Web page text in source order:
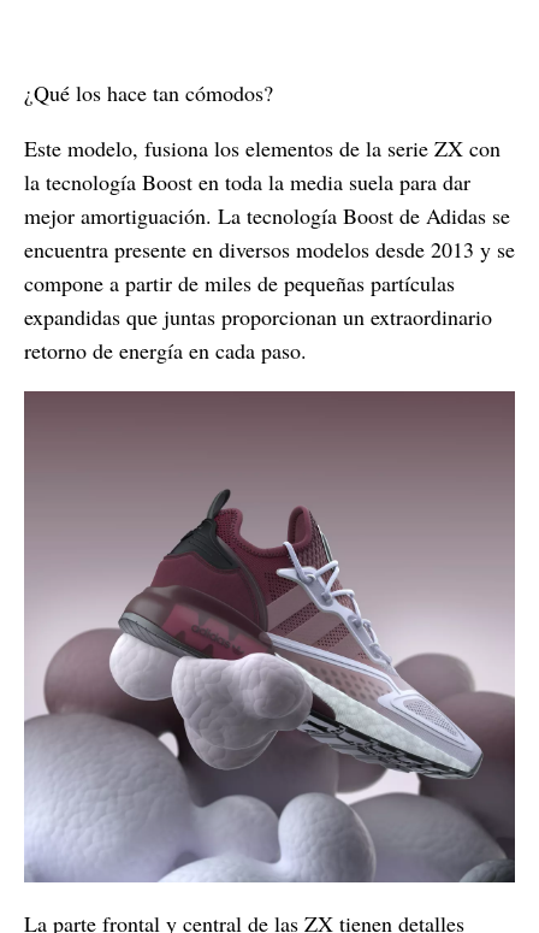
¿Qué los hace tan cómodos?
Este modelo, fusiona los elementos de la serie ZX con
la tecnología Boost en toda la media suela para dar
mejor amortiguación. La tecnología Boost de Adidas se
encuentra presente en diversos modelos desde 2013 y se
compone a partir de miles de pequeñas partículas
expandidas que juntas proporcionan un extraordinario
retorno de energía en cada paso.
La parte frontal y central de las ZX tienen detalles